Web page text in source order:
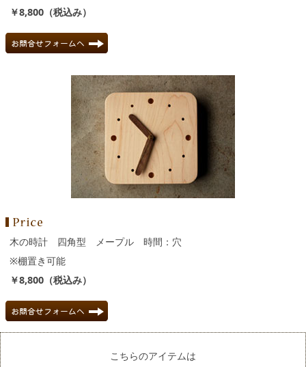
￥8,800（税込み）
木の時計 四角型 メープル 時間：穴
※棚置き可能
￥8,800（税込み）
こちらのアイテムは